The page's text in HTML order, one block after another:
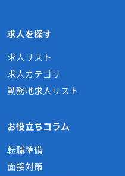
求人を探す
求人リスト
求人カテゴリ
勤務地求人リスト
お役立ちコラム
転職準備
面接対策